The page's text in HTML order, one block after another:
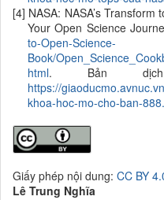
[4] NASA: NASA’s
Your Open Science
to-Open-Science-
Book/
html. Bản
https://
khoa-hoc-mo-cho-ban-
Giấy phép nội dung: CC BY
Lê Trung Nghĩa